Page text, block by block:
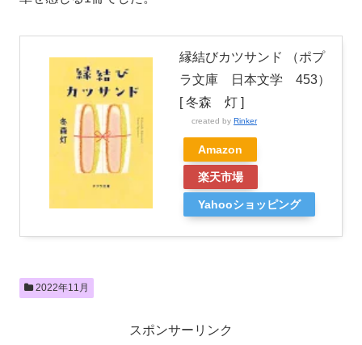
縁結びカツサンド （ポプ
ラ文庫 日本文学 453）
[ 冬森 灯 ]
created by Rinker
Amazon
楽天市場
Yahooショッピング
2022年11月
スポンサーリンク